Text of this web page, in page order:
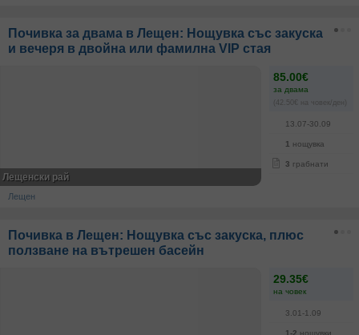
Почивка за двама в Лещен: Нощувка със закуска
и вечеря в двойна или фамилна VIP стая
85.00€
за двама
(42.50€ на човек/ден)
13.07-30.09
1 нощувка
3 грабнати
Лещенски рай
Лещен
Почивка в Лещен: Нощувка със закуска, плюс
ползване на вътрешен басейн
29.35€
на човек
3.01-1.09
1-2 нощувки